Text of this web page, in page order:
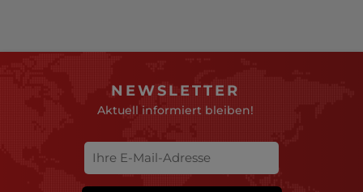
NEWSLETTER
Aktuell informiert bleiben!